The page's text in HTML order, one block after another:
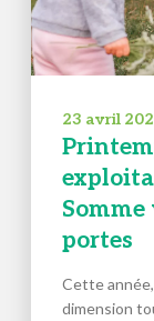
23 avril
portes
Cette
dimension